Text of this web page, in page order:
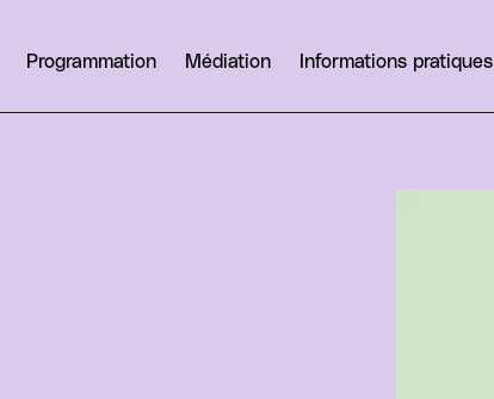
Programmation Médiation Informations pratiques